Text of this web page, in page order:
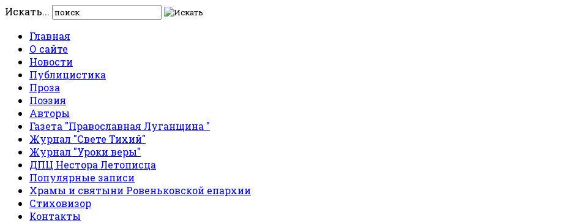
Искать...
Главная
О сайте
Новости
Публицистика
Проза
Поэзия
Авторы
Газета "Православная Луганщина "
Журнал "Свете Тихий"
Журнал "Уроки веры"
ДПЦ Нестора Летописца
Популярные записи
Храмы и святыни Ровеньковской епархии
Стиховизор
Контакты